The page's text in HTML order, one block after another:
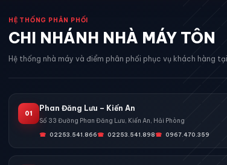
HỆ THỐNG PHÂN PHỐI
CHI NHÁNH NHÀ MÁY TÔN
Hệ thống nhà máy và điểm phân phối phục vụ khách hàng
01
Phan Đăng Lưu – Kiến An
Số 33 Đường Phan Đăng Lưu, Kiến An, Hải Phòng
02253.541.866 02253.541.898 0967.470.359